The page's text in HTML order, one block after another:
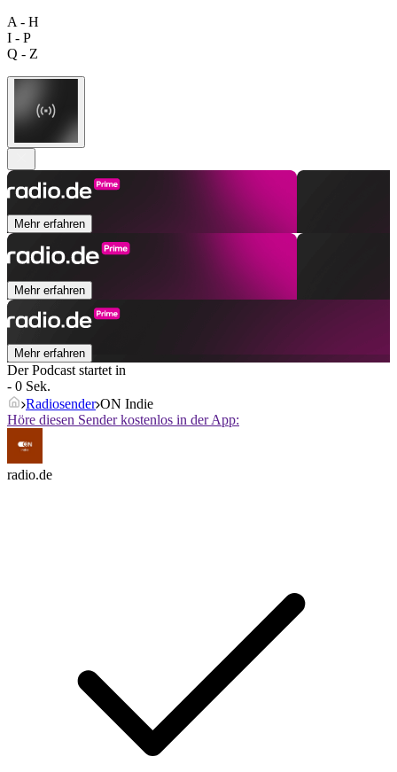
A - H
I - P
Q - Z
Mehr erfahren
Mehr erfahren
Mehr erfahren
Der Podcast startet in
- 0 Sek.
Radiosender ON Indie
Höre diesen Sender kostenlos in der App:
radio.de